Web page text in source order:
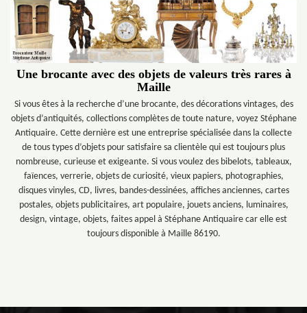
Une brocante avec des objets de valeurs très rares à
Maille
Si vous êtes à la recherche d’une brocante, des décorations vintages, des
objets d’antiquités, collections complètes de toute nature, voyez Stéphane
Antiquaire. Cette dernière est une entreprise spécialisée dans la collecte
de tous types d’objets pour satisfaire sa clientèle qui est toujours plus
nombreuse, curieuse et exigeante. Si vous voulez des bibelots, tableaux,
faïences, verrerie, objets de curiosité, vieux papiers, photographies,
disques vinyles, CD, livres, bandes-dessinées, affiches anciennes, cartes
postales, objets publicitaires, art populaire, jouets anciens, luminaires,
design, vintage, objets, faites appel à Stéphane Antiquaire car elle est
toujours disponible à Maille 86190.